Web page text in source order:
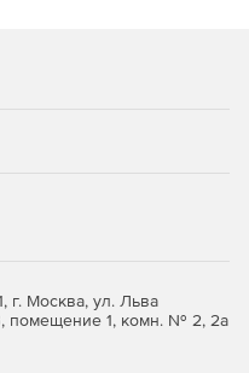
г. Москва, ул. Льва
помещение 1, комн. № 2, 2а